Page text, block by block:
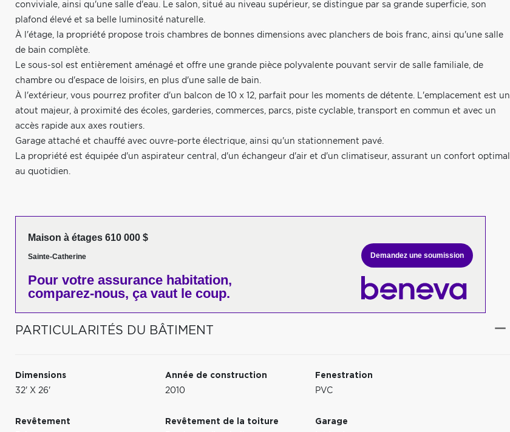
conviviale, ainsi qu'une salle d'eau. Le salon, situé au niveau supérieur, se distingue par sa grande superficie, son
plafond élevé et sa belle luminosité naturelle.
À l'étage, la propriété propose trois chambres de bonnes dimensions avec planchers de bois franc, ainsi qu'une salle
de bain complète.
Le sous-sol est entièrement aménagé et offre une grande pièce polyvalente pouvant servir de salle familiale, de
chambre ou d'espace de loisirs, en plus d'une salle de bain.
À l'extérieur, vous pourrez profiter d'un balcon de 10 x 12, parfait pour les moments de détente. L'emplacement est un
atout majeur, à proximité des écoles, garderies, commerces, parcs, piste cyclable, transport en commun et avec un
accès rapide aux axes routiers.
Garage attaché et chauffé avec ouvre-porte électrique, ainsi qu'un stationnement pavé.
La propriété est équipée d'un aspirateur central, d'un échangeur d'air et d'un climatiseur, assurant un confort optimal
au quotidien.
Maison à étages 610 000 $
Sainte-Catherine
Pour votre assurance habitation,
comparez-nous, ça vaut le coup.
Demandez une soumission
PARTICULARITÉS DU BÂTIMENT
Dimensions
32' X 26'
Année de construction
2010
Fenestration
PVC
Revêtement
Revêtement de la toiture
Garage